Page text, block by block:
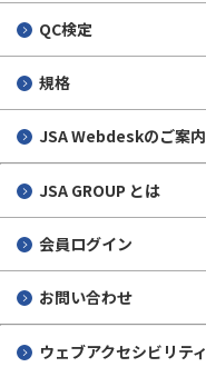
QC検定
規格
JSA Webdeskのご案内
JSA GROUP とは
会員ログイン
お問い合わせ
ウェブアクセシビリティ